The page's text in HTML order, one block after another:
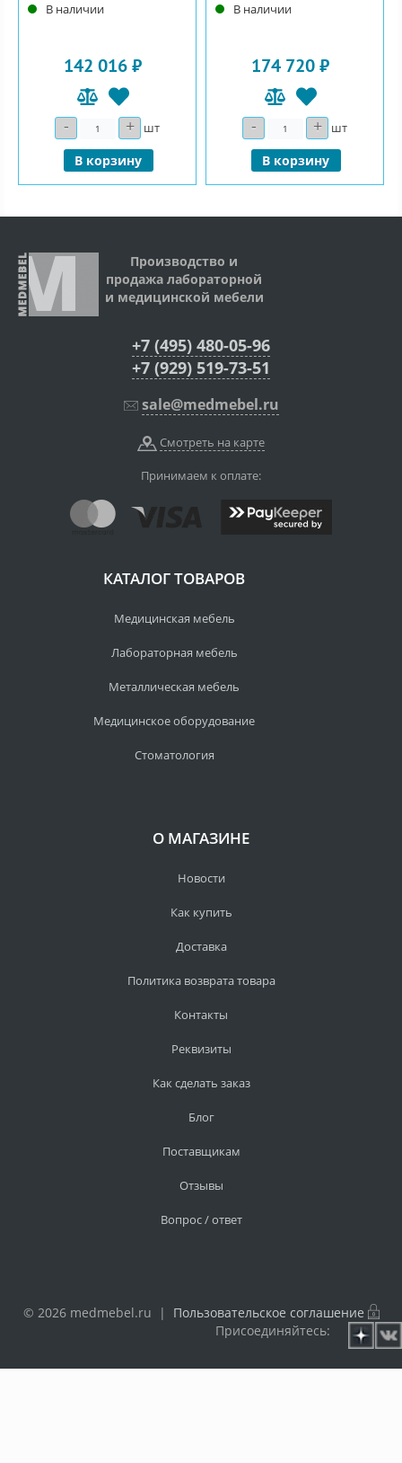
В наличии
142 016 ₽
- Количество+ шт
В корзину
В наличии
174 720 ₽
- Количество+ шт
В корзину
Производство и
продажа лабораторной
и медицинской мебели
+7 (495) 480-05-96
+7 (929) 519-73-51
sale@medmebel.ru
Смотреть на карте
Принимаем к оплате:
КАТАЛОГ ТОВАРОВ
Медицинская мебель
Лабораторная мебель
Металлическая мебель
Медицинское оборудование
Стоматология
О МАГАЗИНЕ
Новости
Как купить
Доставка
Политика возврата товара
Контакты
Реквизиты
Как сделать заказ
Блог
Поставщикам
Отзывы
Вопрос / ответ
© 2026 medmebel.ru | Пользовательское соглашение
Присоединяйтесь: